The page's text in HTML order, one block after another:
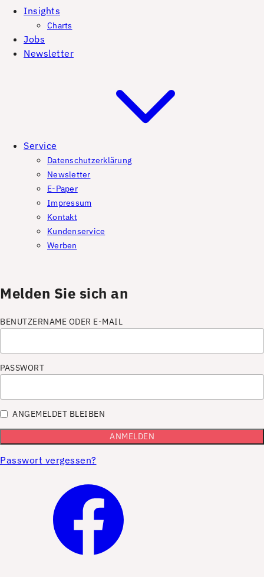
Insights
Charts
Jobs
Newsletter
Service
Datenschutzerklärung
Newsletter
E-Paper
Impressum
Kontakt
Kundenservice
Werben
Melden Sie sich an
BENUTZERNAME ODER E-MAIL
PASSWORT
ANGEMELDET BLEIBEN
Passwort vergessen?